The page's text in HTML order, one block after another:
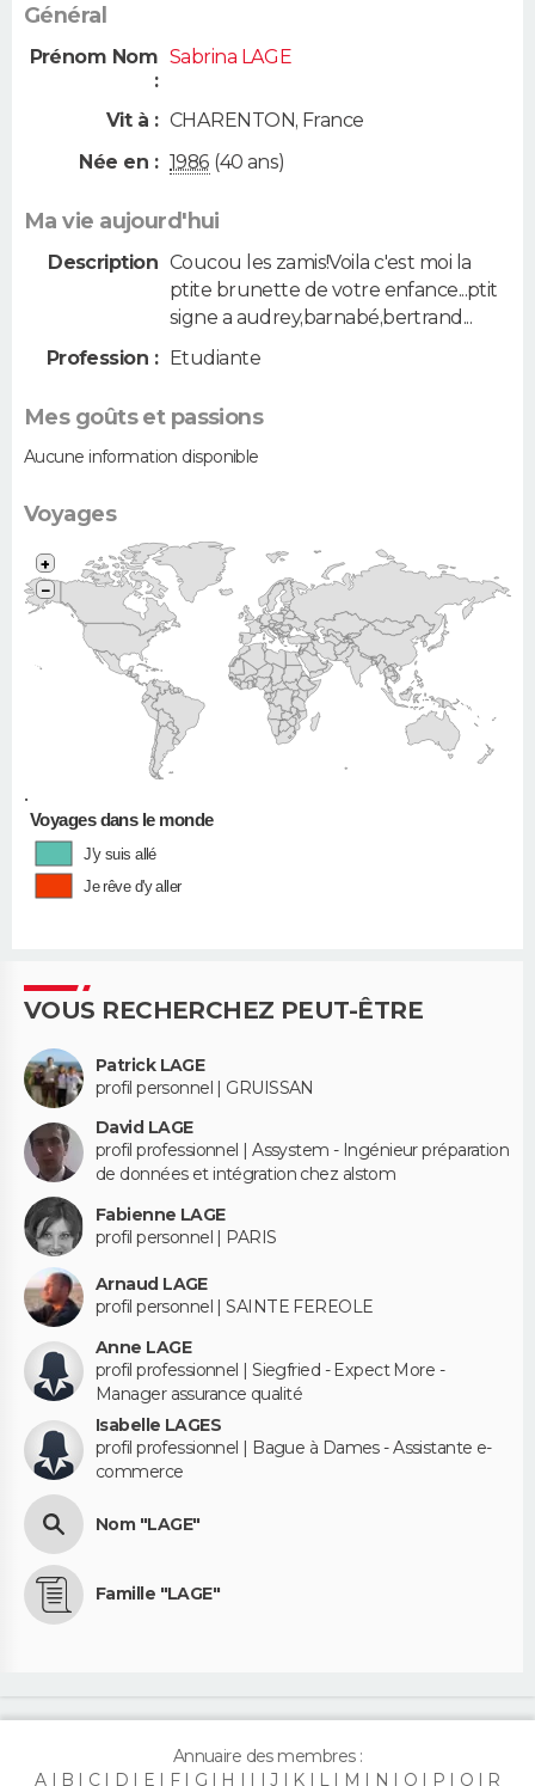
Général
Prénom Nom
:
Sabrina LAGE
Vit à : CHARENTON, France
Née en : 1986 (40 ans)
Ma vie aujourd'hui
Description Coucou les zamis!Voila c'est moi la
ptite brunette de votre enfance...ptit
signe a audrey,barnabé,bertrand...
Profession : Etudiante
Mes goûts et passions
Aucune information disponible
Voyages
•
+
−
Voyages dans le monde
J'y suis allé
Je rêve d'y aller
VOUS RECHERCHEZ PEUT-ÊTRE
Patrick LAGE
profil personnel | GRUISSAN
David LAGE
profil professionnel | Assystem - Ingénieur préparation
de données et intégration chez alstom
Fabienne LAGE
profil personnel | PARIS
Arnaud LAGE
profil personnel | SAINTE FEREOLE
Anne LAGE
profil professionnel | Siegfried - Expect More -
Manager assurance qualité
Isabelle LAGES
profil professionnel | Bague à Dames - Assistante e-
commerce
Nom "LAGE"
Famille "LAGE"
Annuaire des membres :
A
B C D E F G H I J K L M N O P Q R